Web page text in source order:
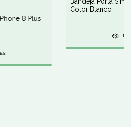
8 Plus
Color Blanco